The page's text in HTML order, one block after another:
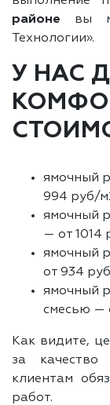
районе вы
Технологии».
У НАС
ямочный
994 руб/
ямочный
— от 1014
ямочный
от 934
ямочный
смесью —
Как видите,
за
клиентам
работ.